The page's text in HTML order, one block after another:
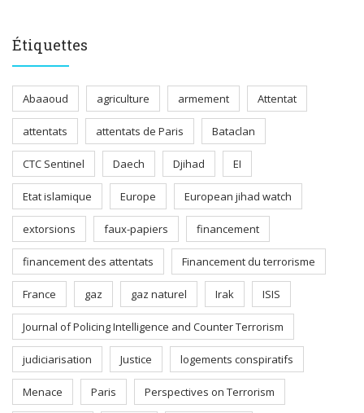
Étiquettes
Abaaoud agriculture armement Attentat
attentats attentats de Paris Bataclan
CTC Sentinel Daech Djihad EI
Etat islamique Europe European jihad watch
extorsions faux-papiers financement
financement des attentats Financement du terrorisme
France gaz gaz naturel Irak ISIS
Journal of Policing Intelligence and Counter Terrorism
judiciarisation Justice logements conspiratifs
Menace Paris Perspectives on Terrorism